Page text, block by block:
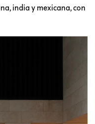
india y mexicana, con